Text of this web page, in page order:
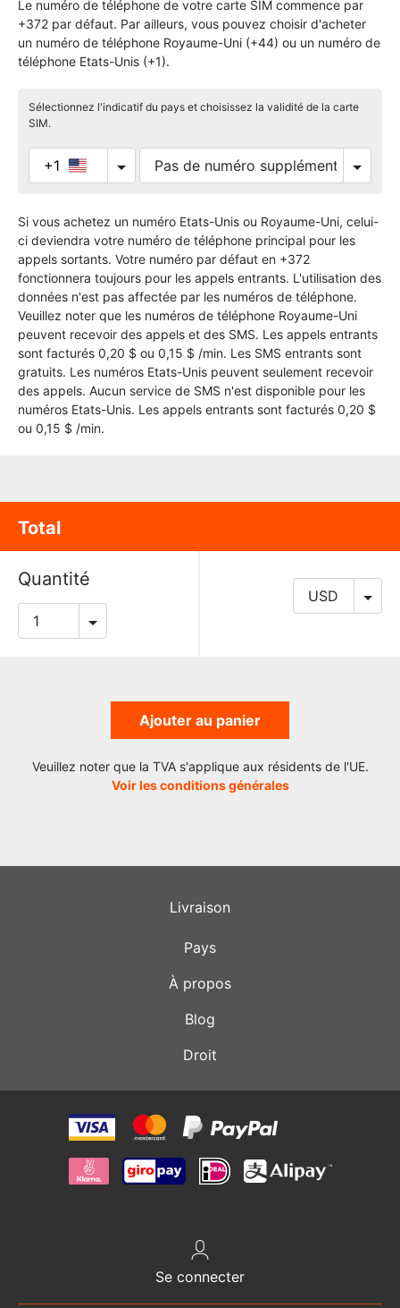
Le numéro de téléphone de votre carte SIM commence par
+372 par défaut. Par ailleurs, vous pouvez choisir d'acheter
un numéro de téléphone Royaume-Uni (+44) ou un numéro de
téléphone Etats-Unis (+1).
Sélectionnez l'indicatif du pays et choisissez la validité de la carte
SIM.
+1
Si vous achetez un numéro Etats-Unis ou Royaume-Uni, celui-
ci deviendra votre numéro de téléphone principal pour les
appels sortants. Votre numéro par défaut en +372
fonctionnera toujours pour les appels entrants. L'utilisation des
données n'est pas affectée par les numéros de téléphone.
Veuillez noter que les numéros de téléphone Royaume-Uni
peuvent recevoir des appels et des SMS. Les appels entrants
sont facturés 0,20 $ ou 0,15 $ /min. Les SMS entrants sont
gratuits. Les numéros Etats-Unis peuvent seulement recevoir
des appels. Aucun service de SMS n'est disponible pour les
numéros Etats-Unis. Les appels entrants sont facturés 0,20 $
ou 0,15 $ /min.
Total
Quantité
Ajouter au panier
Veuillez noter que la TVA s'applique aux résidents de l'UE.
Voir les conditions générales
Livraison
Pays
À propos
Blog
Droit
Se connecter